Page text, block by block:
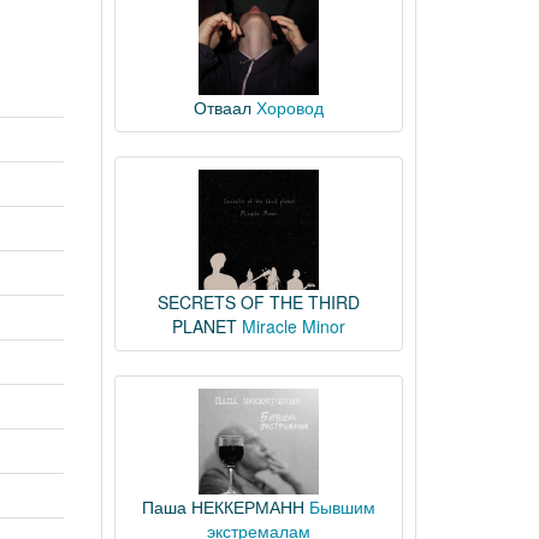
Отваал Хоровод
SECRETS OF THE THIRD
PLANET Miracle Minor
Паша НЕККЕРМАНН Бывшим
экстремалам